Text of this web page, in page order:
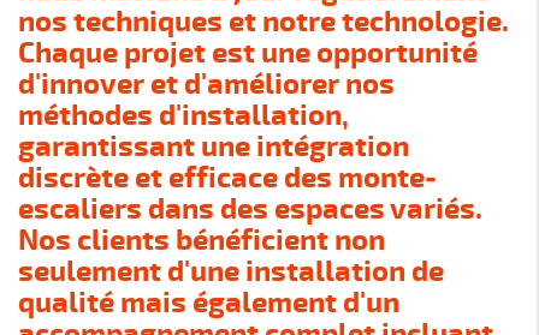
nos techniques et notre technologie.
Chaque projet est une opportunité
d'innover et d'améliorer nos
méthodes d'installation,
garantissant une intégration
discrète et efficace des monte-
escaliers dans des espaces variés.
Nos clients bénéficient non
seulement d'une installation de
qualité mais également d'un